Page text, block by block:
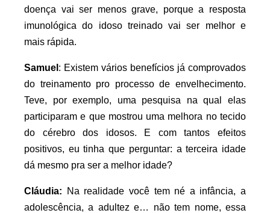
doença vai ser menos grave, porque a resposta
imunológica do idoso treinado vai ser melhor e
mais rápida.
Samuel : Existem vários benefícios já comprovados
do treinamento pro processo de envelhecimento.
Teve, por exemplo, uma pesquisa na qual elas
participaram e que mostrou uma melhora no tecido
do cérebro dos idosos. E com tantos efeitos
positivos, eu tinha que perguntar: a terceira idade
dá mesmo pra ser a melhor idade?
Cláudia:
Na realidade você tem né a infância, a
adolescência, a adultez e… não tem nome, essa